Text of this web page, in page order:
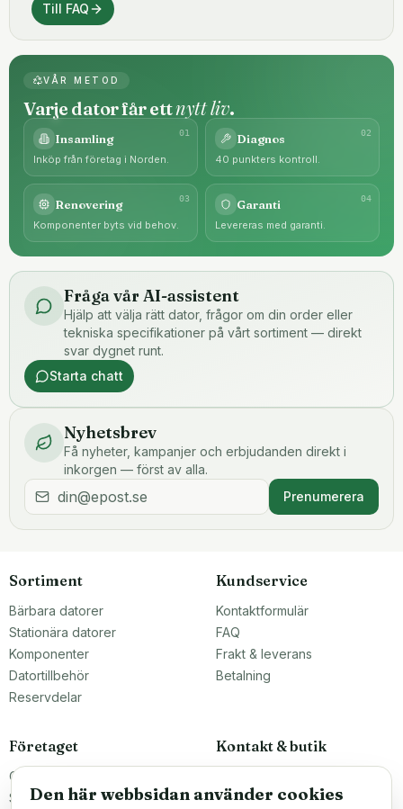
Till FAQ
VÅR METOD
Varje dator får ettnytt liv.
01
Insamling
Inköp från företag i Norden.
02
Diagnos
40 punkters kontroll.
03
Renovering
Komponenter byts vid behov.
04
Garanti
Levereras med garanti.
Fråga vår AI-assistent
Hjälp att välja rätt dator, frågor om din order eller
tekniska specifikationer på vårt sortiment — direkt
svar dygnet runt.
Starta chatt
Nyhetsbrev
Få nyheter, kampanjer och erbjudanden direkt i
inkorgen — först av alla.
Prenumerera
Sortiment
Bärbara datorer
Stationära datorer
Komponenter
Datortillbehör
Reservdelar
Kundservice
Kontaktformulär
FAQ
Frakt & leverans
Betalning
Företaget
Om oss
Större inköp?
Kontakt & butik
Malmö, Sverige
Den här webbsidan använder cookies